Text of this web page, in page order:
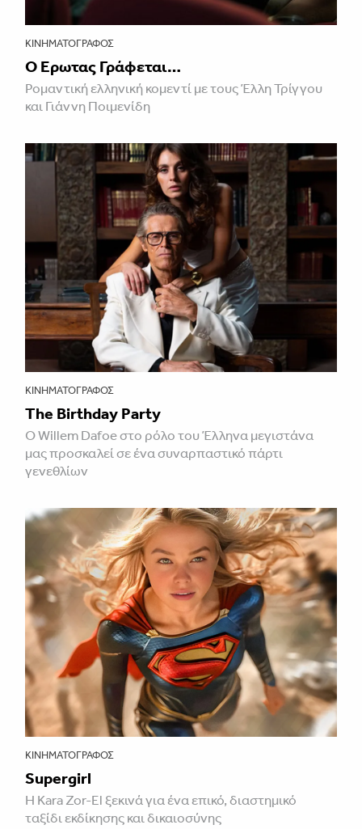
ΚΙΝΗΜΑΤΟΓΡΆΦΟΣ
Ο Έρωτας Γράφεται…
Ρομαντική ελληνική κομεντί με τους Έλλη Τρίγγου
και Γιάννη Ποιμενίδη
ΚΙΝΗΜΑΤΟΓΡΆΦΟΣ
The Birthday Party
Ο Willem Dafoe στο ρόλο του Έλληνα μεγιστάνα
μας προσκαλεί σε ένα συναρπαστικό πάρτι
γενεθλίων
ΚΙΝΗΜΑΤΟΓΡΆΦΟΣ
Supergirl
Η Kara Zor-El ξεκινά για ένα επικό, διαστημικό
ταξίδι εκδίκησης και δικαιοσύνης